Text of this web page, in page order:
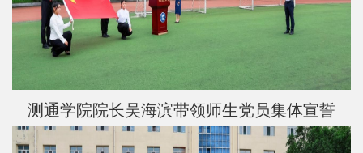
测通学院院长吴海滨带领师生党员集体宣誓